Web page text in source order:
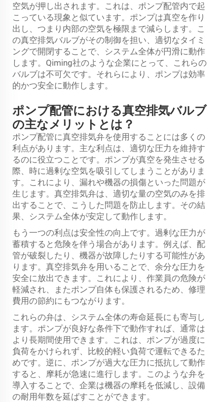
空気が押し出されます。これは、ポンプ配管内で起
こっている現象と似ています。ポンプは真空を作り
出し、つまり内部の空気を極限まで減らします。こ
の真空排気バルブがその制御を担い、適切なタイミ
ングで開閉することで、システム全体が円滑に動作
します。Qiming社のような企業にとって、これらの
バルブは不可欠です。それらにより、ポンプは効率
的かつ安全に動作します。
ポンプ配管における真空排気バルブ
の主なメリットとは？
ポンプ配管に真空排気弁を使用することには多くの
利点があります。主な利点は、適切な圧力を維持す
るのに役立つことです。ポンプが真空を発生させる
際、時に過剰な空気を吸引してしまうことがありま
す。これにより、漏れや機器の損傷といった問題が
生じます。真空排気弁は、適切な量の空気のみを排
出することで、こうした問題を防止します。その結
果、システム全体が安定して動作します。
もう一つの利点は安全性の向上です。過剰な圧力が
蓄積すると危険を伴う場合があります。例えば、配
管が破裂したり、機器が故障したりする可能性があ
ります。真空排気弁を用いることで、余分な圧力を
安全に放出できます。これにより、作業員の危険が
軽減され、またポンプ自体も保護されるため、修理
費用の節約にもつながります。
これらの弁は、システム全体の寿命延長にも寄与し
ます。ポンプが良好な条件下で動作すれば、通常は
より長期間使用できます。これは、ポンプが過度に
負荷をかけられず、比較的軽い負荷で運転できるた
めです。逆に、ポンプが過大な圧力に抵抗して動作
すると、摩耗が急速に進行します。このような弁を
導入することで、企業は機器の摩耗を低減し、設備
の耐用年数を延ばすことができます。